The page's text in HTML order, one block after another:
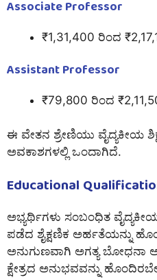
Associate Professor
₹1,31,400 ರಿಂದ
Assistant Professor
₹79,800 ರಿಂದ
ಈ ವೇತನ ಶ್ರೇಣಿಯು ವೈದ್ಯಕೀಯ
ಅವಕಾಶಗಳಲ್ಲಿ ಒಂದಾಗಿದೆ.
Educational
ಅಭ್ಯರ್ಥಿಗಳು ಸಂಬಂಧಿತ
ಪಡೆದ ಶೈಕ್ಷಣಿಕ ಅರ್ಹತೆಯನ್ನು
ಅನುಗುಣವಾಗಿ ಅಗತ್ಯ ಬೋಧನಾ
ಕ್ಷೇತ್ರದ ಅನುಭವವನ್ನು